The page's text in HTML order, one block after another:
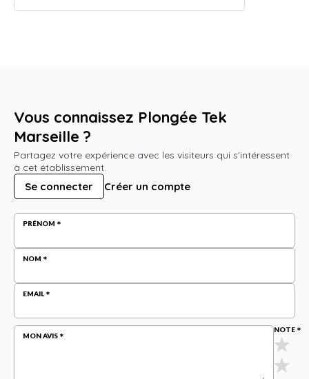
Vous connaissez Plongée Tek
Marseille ?
Partagez votre expérience avec les visiteurs qui s'intéressent
à cet établissement.
Se connecter Créer un compte
PRÉNOM
NOM
EMAIL
MON AVIS
NOTE